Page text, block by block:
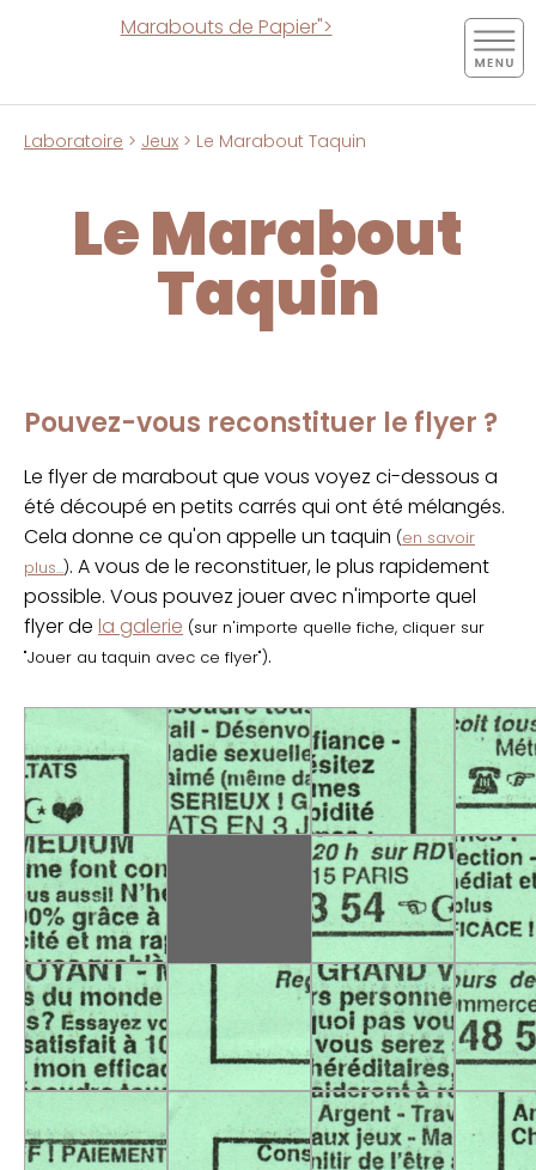
Marabouts de Papier">
Laboratoire > Jeux > Le Marabout Taquin
Le Marabout
Taquin
Pouvez-vous reconstituer le flyer ?
Le flyer de marabout que vous voyez ci-dessous a
été découpé en petits carrés qui ont été mélangés.
Cela donne ce qu'on appelle un taquin (en savoir
plus...). A vous de le reconstituer, le plus rapidement
possible. Vous pouvez jouer avec n'importe quel
flyer de la galerie (sur n'importe quelle fiche, cliquer sur
"Jouer au taquin avec ce flyer").